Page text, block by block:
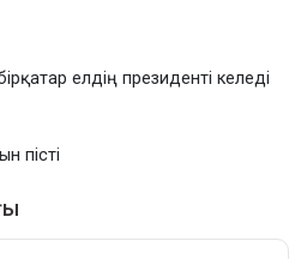
елдің президенті келеді
пісті